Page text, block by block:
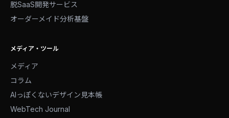
脱SaaS開発サービス
オーダーメイド分析基盤
メディア・ツール
メディア
コラム
AIっぽくないデザイン見本帳
WebTech Journal